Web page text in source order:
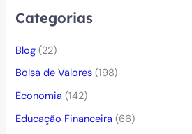
Categorias
Blog (22)
Bolsa de Valores (198)
Economia (142)
Educação Financeira (66)